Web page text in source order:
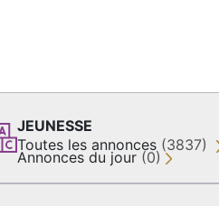
JEUNESSE
Toutes les annonces (3837)
Annonces du jour (0)